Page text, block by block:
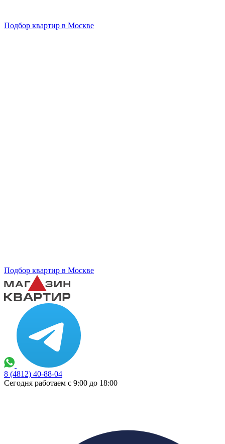
Подбор квартир в Москве
Подбор квартир в Москве
8 (4812) 40-88-04
Сегодня работаем с 9:00 до 18:00